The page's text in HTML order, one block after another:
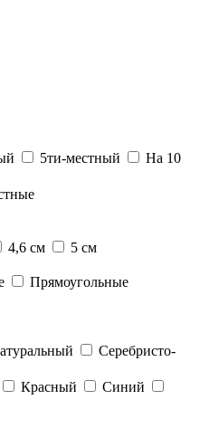
5ти-местный
На 10
4,6 см
5 см
Прямоугольные
Серебристо-
Красный
Синий